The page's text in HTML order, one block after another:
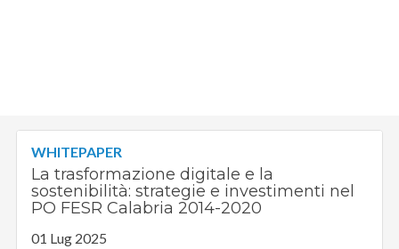
WHITEPAPER
La trasformazione digitale e la
sostenibilità: strategie e investimenti nel
PO FESR Calabria 2014-2020
01 Lug 2025